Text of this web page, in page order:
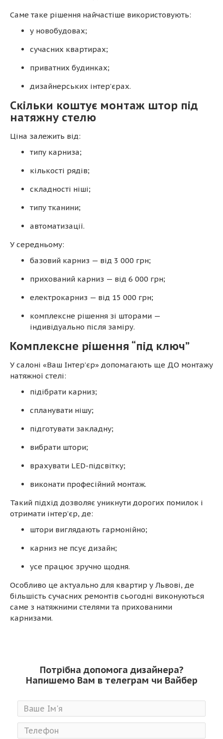
Саме таке рішення найчастіше використовують:
у новобудовах;
сучасних квартирах;
приватних будинках;
дизайнерських інтер’єрах.
Скільки коштує монтаж штор під
натяжну стелю
Ціна залежить від:
типу карниза;
кількості рядів;
складності ніші;
типу тканини;
автоматизації.
У середньому:
базовий карниз — від 3 000 грн;
прихований карниз — від 6 000 грн;
електрокарниз — від 15 000 грн;
комплексне рішення зі шторами —
індивідуально після заміру.
Комплексне рішення “під ключ”
У салоні «Ваш Інтер’єр» допомагають ще ДО монтажу
натяжної стелі:
підібрати карниз;
спланувати нішу;
підготувати закладну;
вибрати штори;
врахувати LED-підсвітку;
виконати професійний монтаж.
Такий підхід дозволяє уникнути дорогих помилок і
отримати інтер’єр, де:
штори виглядають гармонійно;
карниз не псує дизайн;
усе працює зручно щодня.
Особливо це актуально для квартир у Львові, де
більшість сучасних ремонтів сьогодні виконуються
саме з натяжними стелями та прихованими
карнизами.
Потрібна допомога дизайнера?
Напишемо Вам в телеграм чи Вайбер